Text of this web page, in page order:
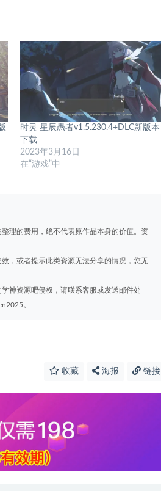
时灵 星辰愚者v1.5.230.4+DLC新版本
下载
2023年3月16日
在“游戏”中
理的费用，绝不代表原作品本身的价值。资
，或者提示此类资源无法分享的情况，您无
神资源吧侵权，请联系客服或发送邮件处
。
收藏 海报 链接